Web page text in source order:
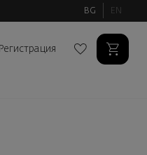
BG EN
Регистрация